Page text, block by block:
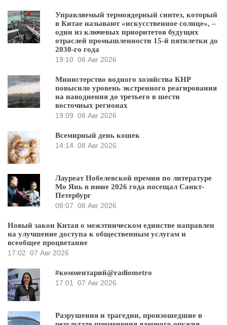
Управляемый термоядерный синтез, который
в Китае называют «искусственное солнце», –
один из ключевых приоритетов будущих
отраслей промышленности 15-й пятилетки до
2030-го года
19:10 08 Авг 2026
Министерство водного хозяйства КНР
повысило уровень экстренного реагирования
на наводнения до третьего в шести
восточных регионах
19:09 08 Авг 2026
Всемирный день кошек
14:14 08 Авг 2026
Лауреат Нобелевской премии по литературе
Мо Янь в июне 2026 года посещал Санкт-
Петербург
08:07 08 Авг 2026
Новый закон Китая о межэтническом единстве направлен
на улучшение доступа к общественным услугам и
всеобщее процветание
17:02 07 Авг 2026
#комментарий@radiometro
17:01
07 Авг 2026
Разрушения и трагедии, произошедшие в